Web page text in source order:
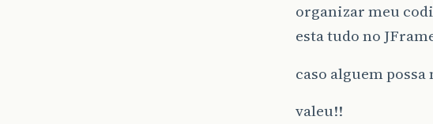
organizar meu
esta tudo no
caso alguem
valeu!!